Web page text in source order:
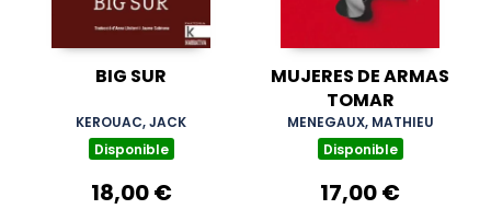
BIG SUR
KEROUAC, JACK
Disponible
18,00 €
MUJERES DE ARMAS
TOMAR
MENEGAUX, MATHIEU
Disponible
17,00 €